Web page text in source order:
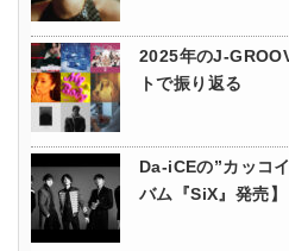
2025年のJ-
トで振り返る
Da-iCEの”カッコ
バム『SiX』発売】